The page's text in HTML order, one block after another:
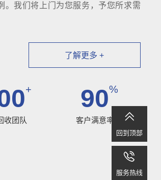
。我们将上门为您服务，予您所求需
了解更多 +
+
收团队
90%
客户满意率 
回到顶部

服务热线